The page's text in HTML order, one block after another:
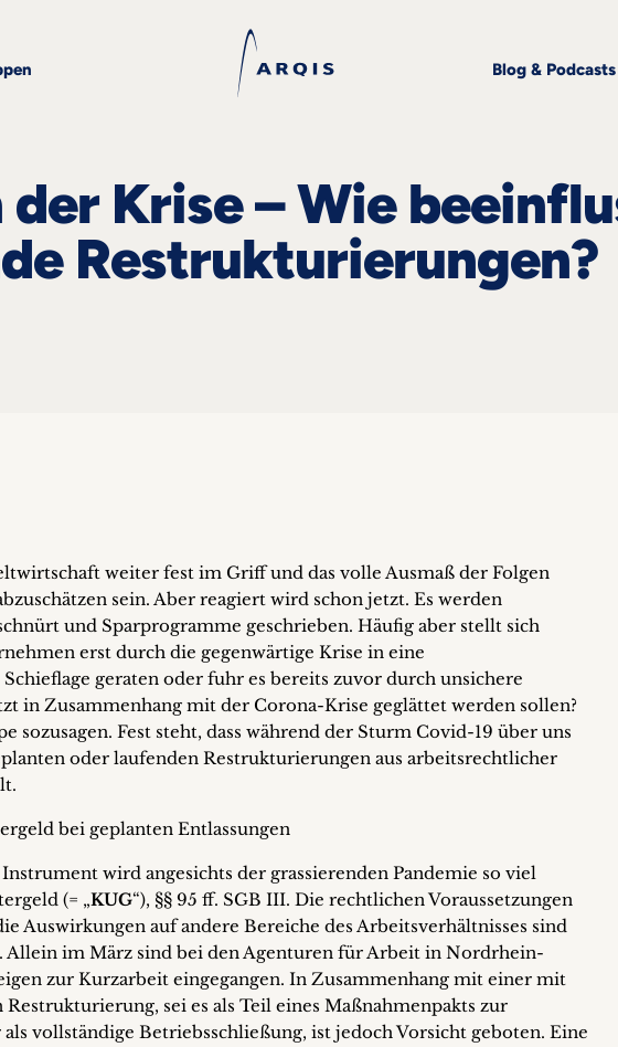
Blog & Podcasts
der Krise – Wie
Restrukturierungen?
weiter fest im Griff und das volle Ausmaß der Folgen
sein. Aber reagiert wird schon jetzt. Es werden
und Sparprogramme geschrieben. Häufig aber stellt sich
erst durch die gegenwärtige Krise in eine
geraten oder fuhr es bereits zuvor durch unsichere
in Zusammenhang mit der Corona-Krise geglättet werden sollen?
sozusagen. Fest steht, dass während der Sturm Covid-19 über uns
oder laufenden Restrukturierungen aus arbeitsrechtlicher
bei geplanten Entlassungen
wird angesichts der grassierenden Pandemie so viel
(= „KUG“), §§ 95 ff. SGB III. Die rechtlichen Voraussetzungen
Auswirkungen auf andere Bereiche des Arbeitsverhältnisses sind
Allein im März sind bei den Agenturen für Arbeit in Nordrhein-
zur Kurzarbeit eingegangen. In Zusammenhang mit einer mit
sei es als Teil eines Maßnahmenpakts zur
vollständige Betriebsschließung, ist jedoch Vorsicht geboten. Eine